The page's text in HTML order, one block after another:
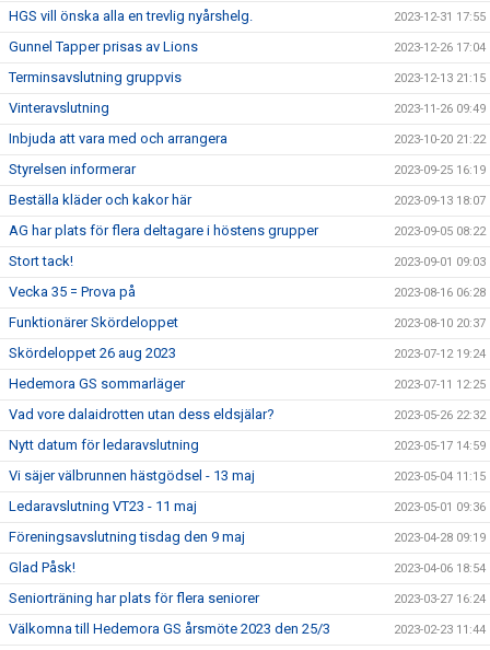
HGS vill önska alla en trevlig nyårshelg. 2023-12-31 17:55
Gunnel Tapper prisas av Lions 2023-12-26 17:04
Terminsavslutning gruppvis 2023-12-13 21:15
Vinteravslutning 2023-11-26 09:49
Inbjuda att vara med och arrangera 2023-10-20 21:22
Styrelsen informerar 2023-09-25 16:19
Beställa kläder och kakor här 2023-09-13 18:07
AG har plats för flera deltagare i höstens grupper 2023-09-05 08:22
Stort tack! 2023-09-01 09:03
Vecka 35 = Prova på 2023-08-16 06:28
Funktionärer Skördeloppet 2023-08-10 20:37
Skördeloppet 26 aug 2023 2023-07-12 19:24
Hedemora GS sommarläger 2023-07-11 12:25
Vad vore dalaidrotten utan dess eldsjälar? 2023-05-26 22:32
Nytt datum för ledaravslutning 2023-05-17 14:59
Vi säjer välbrunnen hästgödsel - 13 maj 2023-05-04 11:15
Ledaravslutning VT23 - 11 maj 2023-05-01 09:36
Föreningsavslutning tisdag den 9 maj 2023-04-28 09:19
Glad Påsk! 2023-04-06 18:54
Seniorträning har plats för flera seniorer 2023-03-27 16:24
Välkomna till Hedemora GS årsmöte 2023 den 25/3 2023-02-23 11:44